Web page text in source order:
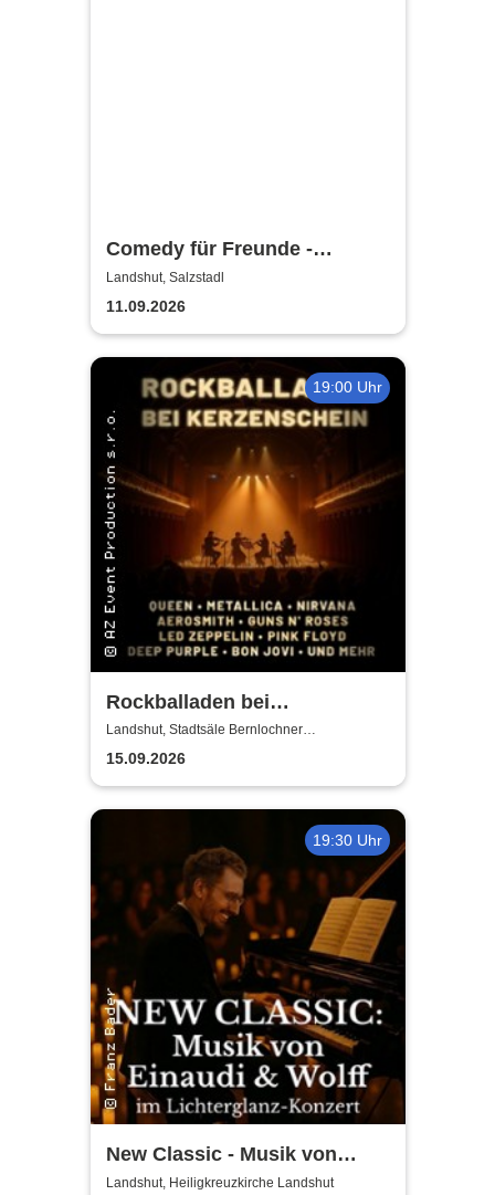
Comedy für Freunde -
Landshut | Stand-Up Comedy
Landshut, Salzstadl
11.09.2026
19:00 Uhr
Rockballaden bei
Kerzenschein
Landshut, Stadtsäle Bernlochner
Redoutensaal
15.09.2026
19:30 Uhr
New Classic - Musik von
Einaudi & Wolff im
Landshut, Heiligkreuzkirche Landshut